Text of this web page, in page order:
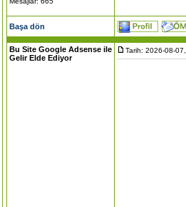
Başa dön
Bu Site Google Adsense ile
Gelir Elde Ediyor
Tarih: 2026-08-